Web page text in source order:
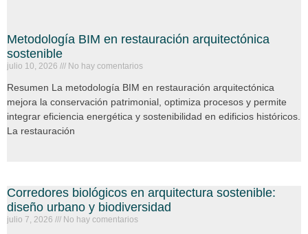
Metodología BIM en restauración arquitectónica
sostenible
julio 10, 2026 No hay comentarios
Resumen La metodología BIM en restauración arquitectónica
mejora la conservación patrimonial, optimiza procesos y permite
integrar eficiencia energética y sostenibilidad en edificios históricos.
La restauración
Corredores biológicos en arquitectura sostenible:
diseño urbano y biodiversidad
julio 7, 2026 No hay comentarios